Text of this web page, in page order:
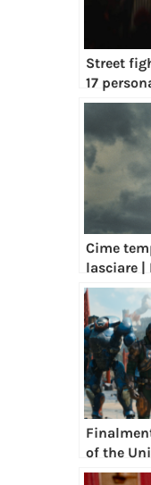
Street
17
Cime
lasciare |
of the